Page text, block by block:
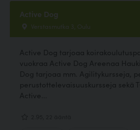
Active Dog
Verstasmutka 3, Oulu
Active Dog tarjoaa
vuokraa Active Dog Areenaa
Dog tarjoaa mm. Agilitykursseja,
perustottelevaisuuskursseja sekä
Active...